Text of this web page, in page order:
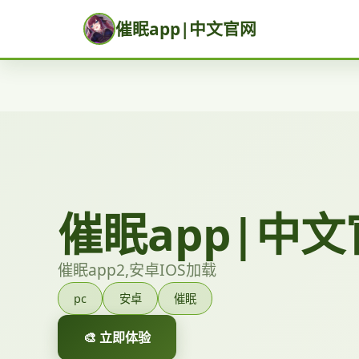
催眠app|中文官网
催眠app|中文
催眠app2,安卓IOS加载
pc 安卓 催眠
🎨 立即体验